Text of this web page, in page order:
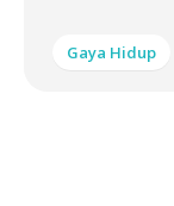
Gaya Hidup